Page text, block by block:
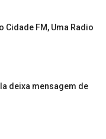
Cidade FM, Uma Radio
deixa mensagem de